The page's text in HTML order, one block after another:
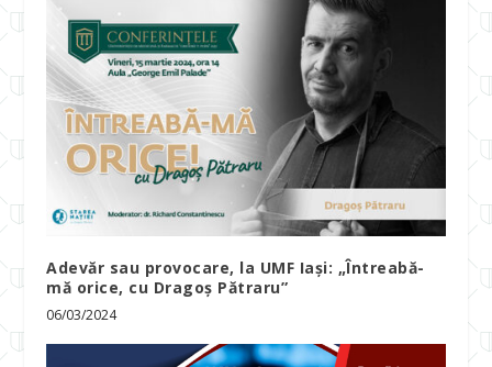
Adevăr sau provocare, la UMF Iași: „Întreabă-
mă orice, cu Dragoș Pătraru”
06/03/2024